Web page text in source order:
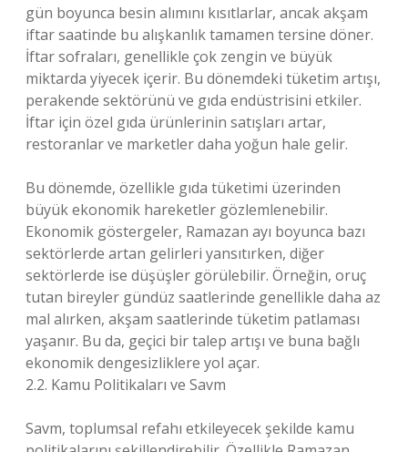
gün boyunca besin alımını kısıtlarlar, ancak akşam
iftar saatinde bu alışkanlık tamamen tersine döner.
İftar sofraları, genellikle çok zengin ve büyük
miktarda yiyecek içerir. Bu dönemdeki tüketim artışı,
perakende sektörünü ve gıda endüstrisini etkiler.
İftar için özel gıda ürünlerinin satışları artar,
restoranlar ve marketler daha yoğun hale gelir.
Bu dönemde, özellikle gıda tüketimi üzerinden
büyük ekonomik hareketler gözlemlenebilir.
Ekonomik göstergeler, Ramazan ayı boyunca bazı
sektörlerde artan gelirleri yansıtırken, diğer
sektörlerde ise düşüşler görülebilir. Örneğin, oruç
tutan bireyler gündüz saatlerinde genellikle daha az
mal alırken, akşam saatlerinde tüketim patlaması
yaşanır. Bu da, geçici bir talep artışı ve buna bağlı
ekonomik dengesizliklere yol açar.
2.2. Kamu Politikaları ve Savm
Savm, toplumsal refahı etkileyecek şekilde kamu